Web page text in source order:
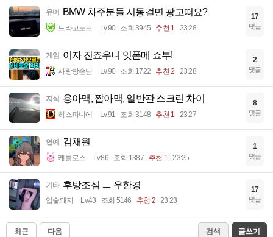
유머 BMW 차주분들 시동걸면 광고떠요?
드라고노브 Lv.90 조회 3945 추천 1 23:28
17
댓글
게임 이자 진죠우니 잇폰메 쇼부!
사랑방손님 Lv.90 조회 1722 추천 2 23:28
2
댓글
지식 용아맥, 짭아맥, 일반관 스크린 차이
히스파니에 Lv.91 조회 3148 추천 1 23:27
8
댓글
연예 김채원
케를로스 Lv.86 조회 1387 추천 1 23:25
1
댓글
기타 후방조심 ㅡ 우한경
입술돼지 Lv.43 조회 5146 추천 2 23:23
17
댓글
최근 다음 검색 글쓰기